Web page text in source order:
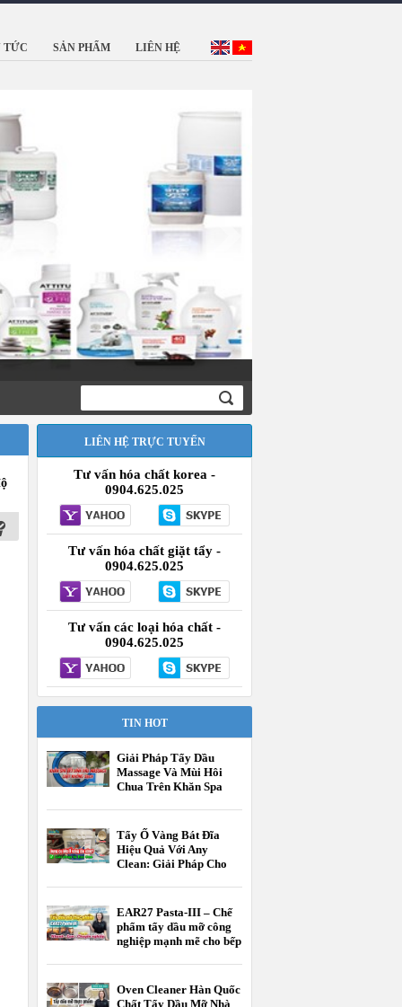
TỨC SẢN PHẨM LIÊN HỆ
LIÊN HỆ TRỰC TUYẾN
Tư vấn hóa chất korea -
0904.625.025
Tư vấn hóa chất giặt tẩy -
0904.625.025
Tư vấn các loại hóa chất -
0904.625.025
TIN HOT
Giải Pháp Tẩy Dầu
Massage Và Mùi Hôi
Chua Trên Khăn Spa
Tẩy Ố Vàng Bát Đĩa
Hiệu Quả Với Any
Clean: Giải Pháp Cho
EAR27 Pasta-III – Chế
phẩm tẩy dầu mỡ công
nghiệp mạnh mẽ cho bếp
phẩm
Oven Cleaner Hàn Quốc
Chất Tẩy Dầu Mỡ Nhà